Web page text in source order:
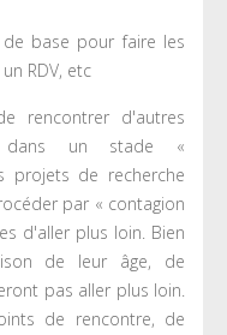
base pour faire les
RDV, etc
rencontrer d'autres
dans un stade «
projets de recherche
par « contagion
d'aller plus loin. Bien
de leur âge, de
pas aller plus loin.
de rencontre, de